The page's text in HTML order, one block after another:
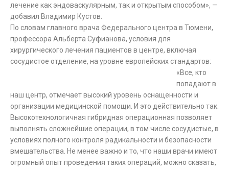
лечение как эндоваскулярным, так и открытым способом», —
добавил Владимир Кустов.
По словам главного врача Федерального центра в Тюмени,
профессора Альберта Суфианова, условия для
хирургического лечения пациентов в центре, включая
сосудистое отделение, на уровне европейских стандартов:
«Все, кто
попадают в
наш центр, отмечает высокий уровень оснащенности и
организации медицинской помощи. И это действительно так.
Высокотехнологичная гибридная операционная позволяет
выполнять сложнейшие операции, в том числе сосудистые, в
условиях полного контроля радикальности и безопасности
вмешательства. Не менее важно и то, что наши врачи имеют
огромный опыт проведения таких операций, можно сказать,